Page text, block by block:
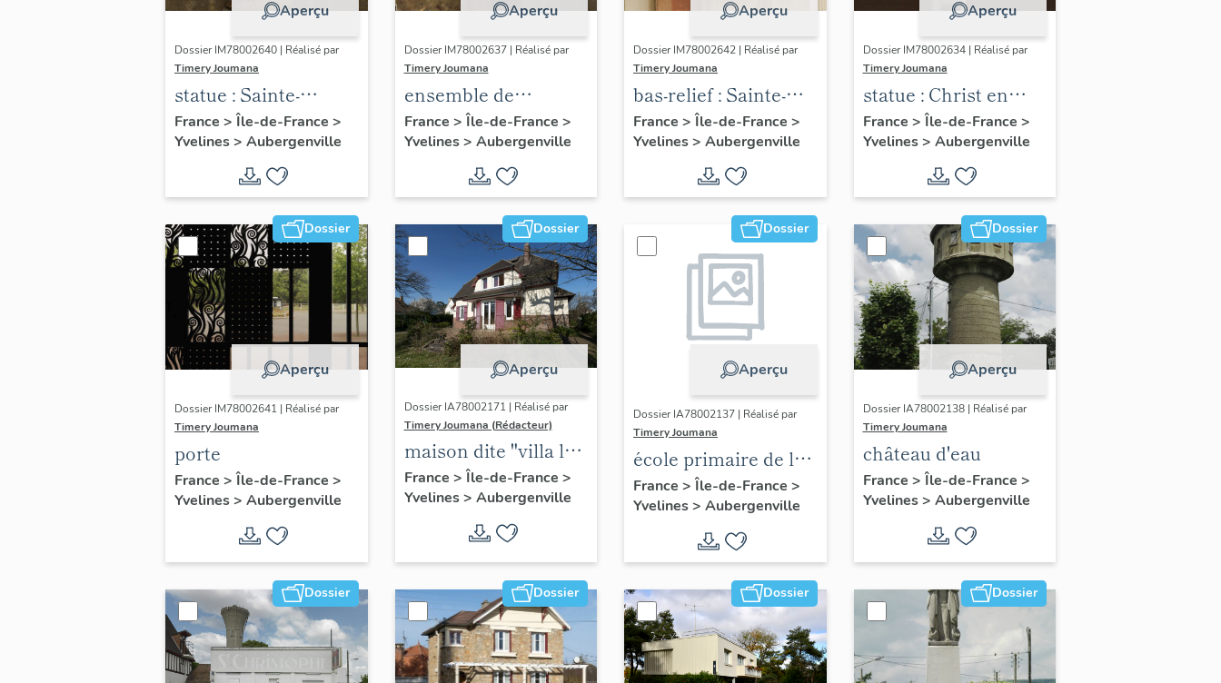
Aperçu
Dossier IM78002640 | Réalisé par
Timery Joumana
statue : Sainte-
Thérèse de l'Enfant
Jésus
France > Île-de-France >
Yvelines> Aubergenville
Aperçu
Dossier IM78002637 | Réalisé par
Timery Joumana
ensemble de
peintures
monumentales
France > Île-de-France >
Yvelines> Aubergenville
Aperçu
Dossier IM78002642 | Réalisé par
Timery Joumana
bas-relief : Sainte-
Elisabeth de
Hongrie
France > Île-de-France >
Yvelines> Aubergenville
Aperçu
Dossier IM78002634 | Réalisé par
Timery Joumana
statue : Christ en
croix
France > Île-de-France >
Yvelines> Aubergenville
Dossier
Aperçu
Dossier IM78002641 | Réalisé par
Timery Joumana
porte
France > Île-de-France >
Yvelines> Aubergenville
Dossier
Aperçu
Dossier IA78002171 | Réalisé par
Timery Joumana (Rédacteur)
maison dite "villa le
Bois fleuri", 27
avenue d'Ypres
France > Île-de-France >
Yvelines> Aubergenville
Dossier
Aperçu
Dossier IA78002137 | Réalisé par
Timery Joumana
école primaire de la
Reine Astrid
France > Île-de-France >
Yvelines> Aubergenville
Dossier
Aperçu
Dossier IA78002138 | Réalisé par
Timery Joumana
château d'eau
France > Île-de-France >
Yvelines> Aubergenville
Dossier Dossier Dossier Dossier